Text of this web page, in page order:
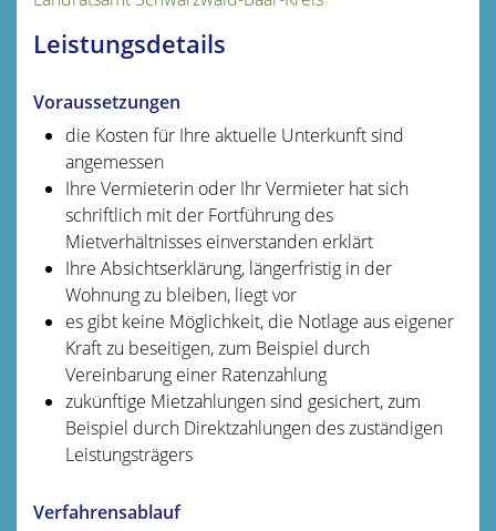
Leistungsdetails
Voraussetzungen
die Kosten für Ihre aktuelle Unterkunft sind
angemessen
Ihre Vermieterin oder Ihr Vermieter hat sich
schriftlich mit der Fortführung des
Mietverhältnisses einverstanden erklärt
Ihre Absichtserklärung, längerfristig in der
Wohnung zu bleiben, liegt vor
es gibt keine Möglichkeit, die Notlage aus eigener
Kraft zu beseitigen, zum Beispiel durch
Vereinbarung einer Ratenzahlung
zukünftige Mietzahlungen sind gesichert, zum
Beispiel durch Direktzahlungen des zuständigen
Leistungsträgers
Verfahrensablauf